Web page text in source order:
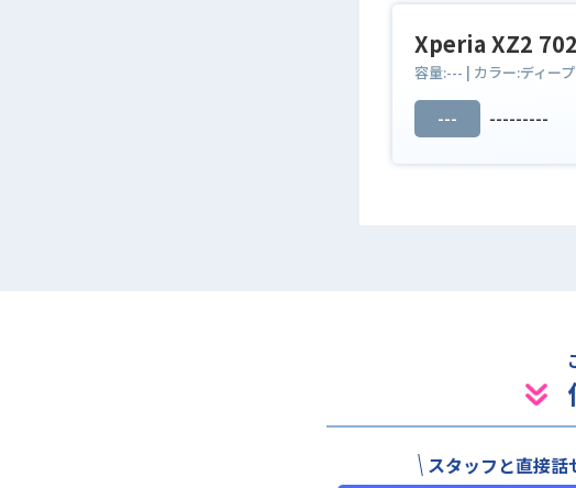
Xperia XZ2
容量:--- | カラー:ディー
--- ---------
スタッフと直接話